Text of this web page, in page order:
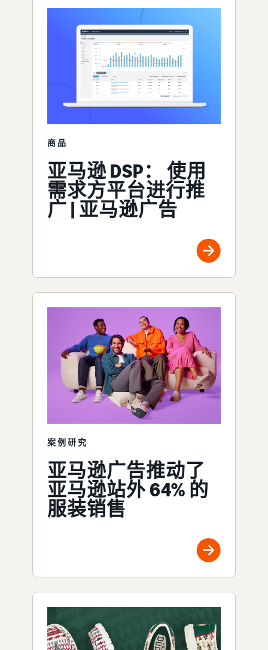
商品
亚马逊 DSP： 使用
需求方平台进行推
广 | 亚马逊广告
案例研究
亚马逊广告推动了
亚马逊站外 64% 的
服装销售